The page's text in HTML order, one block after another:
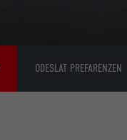
ODESLAT PREFARENZEN